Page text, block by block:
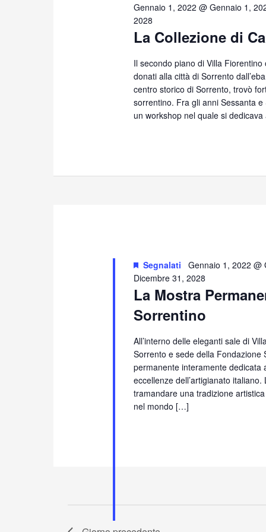
2025La Collezione di
Gennaio 1, 2022 @ Gennaio 1,
2028
Il secondo piano di Villa
donati alla città di Sorrento
centro storico di Sorrento, trovò
sorrentino. Fra gli anni Sessanta
un workshop nel quale si
La Mostra
Sorrentino
Segnalati
Gennaio 1, 2022 @
Dicembre 31, 2028
All’interno delle eleganti sale di
Sorrento e sede della
permanente interamente dedicata
eccellenze dell’artigianato
tramandare una tradizione
nel mondo […]